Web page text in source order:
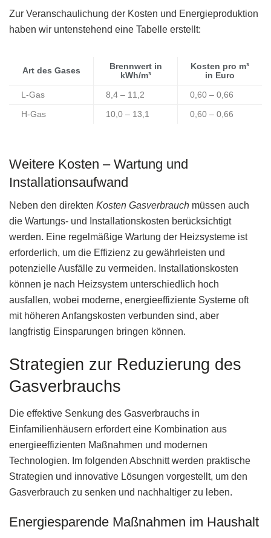
Zur Veranschaulichung der Kosten und Energieproduktion
haben wir untenstehend eine Tabelle erstellt:
Art des Gases
Brennwert in
kWh/m³
Kosten pro m³
in Euro
L-Gas 8,4 – 11,2 0,60 – 0,66
H-Gas 10,0 – 13,1 0,60 – 0,66
Weitere Kosten – Wartung und
Installationsaufwand
Neben den direkten Kosten Gasverbrauch müssen auch
die Wartungs- und Installationskosten berücksichtigt
werden. Eine regelmäßige Wartung der Heizsysteme ist
erforderlich, um die Effizienz zu gewährleisten und
potenzielle Ausfälle zu vermeiden. Installationskosten
können je nach Heizsystem unterschiedlich hoch
ausfallen, wobei moderne, energieeffiziente Systeme oft
mit höheren Anfangskosten verbunden sind, aber
langfristig Einsparungen bringen können.
Strategien zur Reduzierung des
Gasverbrauchs
Die effektive Senkung des Gasverbrauchs in
Einfamilienhäusern erfordert eine Kombination aus
energieeffizienten Maßnahmen und modernen
Technologien. Im folgenden Abschnitt werden praktische
Strategien und innovative Lösungen vorgestellt, um den
Gasverbrauch zu senken und nachhaltiger zu leben.
Energiesparende Maßnahmen im Haushalt